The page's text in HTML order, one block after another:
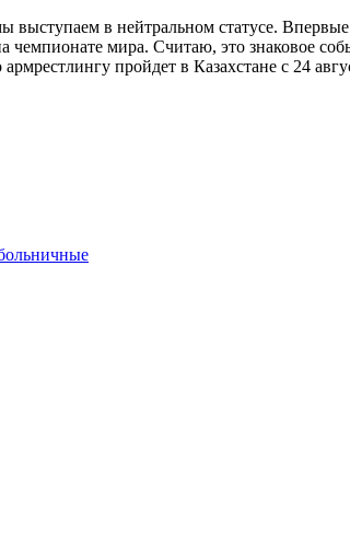
в нейтральном статусе.
чемпионате мира. Считаю, это знаковое
пройдет в Казахстане с 24